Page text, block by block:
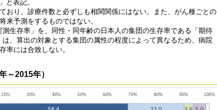
と表記。
おり、診療件数と必ずしも相関関係にはない。また、がん種ごとの
来予測をするものではない。
生存率」を、同性・同年齢の日本人の集団の生存率である「期待
、算出の対象とする集団の属性の程度によって異なるため、病院
率には合致しない。
～2015年）